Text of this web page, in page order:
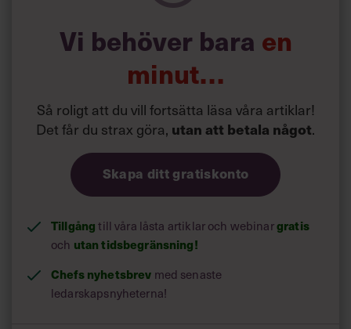
Siri Wikander: ”Led som i
början av pandemin”
Vi behöver bara en
minut…
Så roligt att du vill fortsätta läsa våra artiklar!
Det får du strax göra, utan att betala något.
Skapa ditt gratiskonto
Tillgång till våra låsta artiklar och webinargratis
och utan tidsbegränsning!
Chefs nyhetsbrev med senaste
ledarskapsnyheterna!